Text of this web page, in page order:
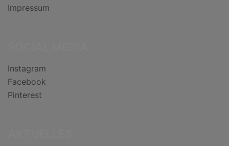
Impressum
Instagram
Facebook
Pinterest